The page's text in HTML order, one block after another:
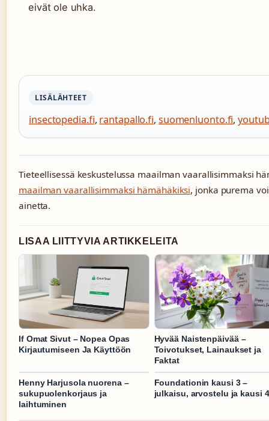
eivät ole uhka.
LISÄLÄHTEET
insectopedia.fi, rantapallo.fi, suomenluonto.fi,
Tieteellisessä keskustelussa maailman vaarallisimmaksi
maailman vaarallisimmaksi hämähäkiksi, jonka purema
ainetta.
LISAA LIITTYVIA ARTIKKELEITA
If Omat Sivut – Nopea Opas
Kirjautumiseen Ja Käyttöön
Hyvää Naistenpäivää –
Toivotukset, Lainaukset ja
Faktat
Henny Harjusola nuorena –
sukupuolenkorjaus ja
laihtuminen
Foundationin kausi 3 –
julkaisu, arvostelu ja kausi 4